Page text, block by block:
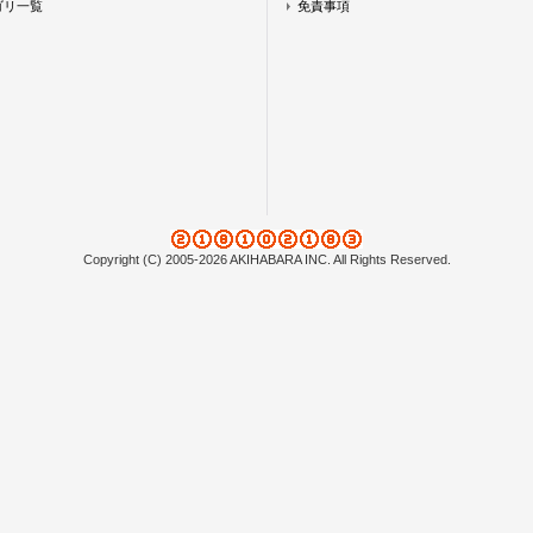
リ一覧 免責事項
Copyright (C) 2005-2026 AKIHABARA INC. All Rights Reserved.